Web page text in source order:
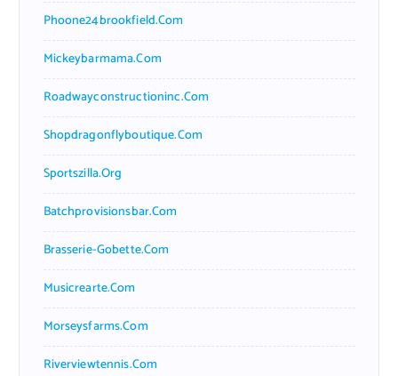
Phoone24brookfield.com
Mickeybarmama.com
Roadwayconstructioninc.com
Shopdragonflyboutique.com
Sportszilla.org
Batchprovisionsbar.com
Brasserie-Gobette.com
Musicrearte.com
Morseysfarms.com
Riverviewtennis.com